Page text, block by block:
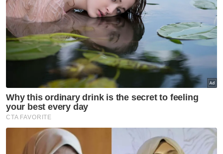
Pulau Pinang
Kematangan Politik
Artikel Disyorkan
Utara
MBPP biayai pemeriksaan